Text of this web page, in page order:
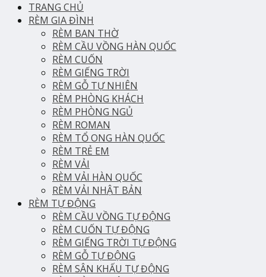
TRANG CHỦ
RÈM GIA ĐÌNH
RÈM BAN THỜ
RÈM CẦU VỒNG HÀN QUỐC
RÈM CUỐN
RÈM GIẾNG TRỜI
RÈM GỖ TỰ NHIÊN
RÈM PHÒNG KHÁCH
RÈM PHÒNG NGỦ
RÈM ROMAN
RÈM TỔ ONG HÀN QUỐC
RÈM TRẺ EM
RÈM VẢI
RÈM VẢI HÀN QUỐC
RÈM VẢI NHẬT BẢN
RÈM TỰ ĐỘNG
RÈM CẦU VỒNG TỰ ĐỘNG
RÈM CUỐN TỰ ĐỘNG
RÈM GIẾNG TRỜI TỰ ĐỘNG
RÈM GỖ TỰ ĐỘNG
RÈM SÂN KHẤU TỰ ĐỘNG